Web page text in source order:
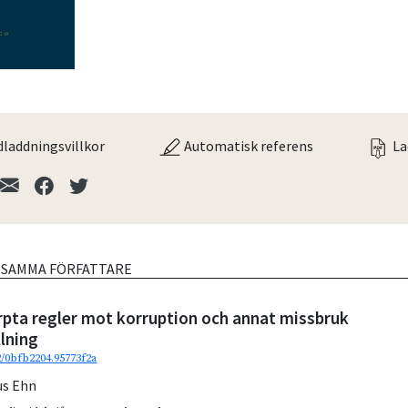
Automatisk referens
FÖRFATTARE
regler mot korruption och annat missbruk
Ehn